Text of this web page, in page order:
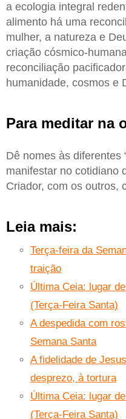
a ecologia integral
alimento há uma
mulher, a natureza e
criação cósmico-
reconciliação
humanidade, cosmos e
Para meditar na
Dê nomes às diferentes
manifestar no cotidiano
Criador, com os outros,
Leia mais:
Terça-feira da
traição
Última Ceia: lugar
(Terça-Feira Santa)
A despedida com
Semana Santa
A fidelidade de
desprezo, à tortura
Última Ceia: lugar
(Terça-Feira Santa)